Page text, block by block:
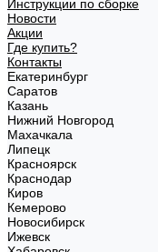
Инструкции по сборке
Новости
Акции
Где купить?
Контакты
Екатеринбург
Саратов
Казань
Нижний Новгород
Махачкала
Липецк
Красноярск
Краснодар
Киров
Кемерово
Новосибирск
Ижевск